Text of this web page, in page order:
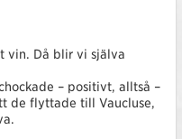
vin. Då blir vi själva
– positivt, alltså –
de flyttade till Vaucluse,